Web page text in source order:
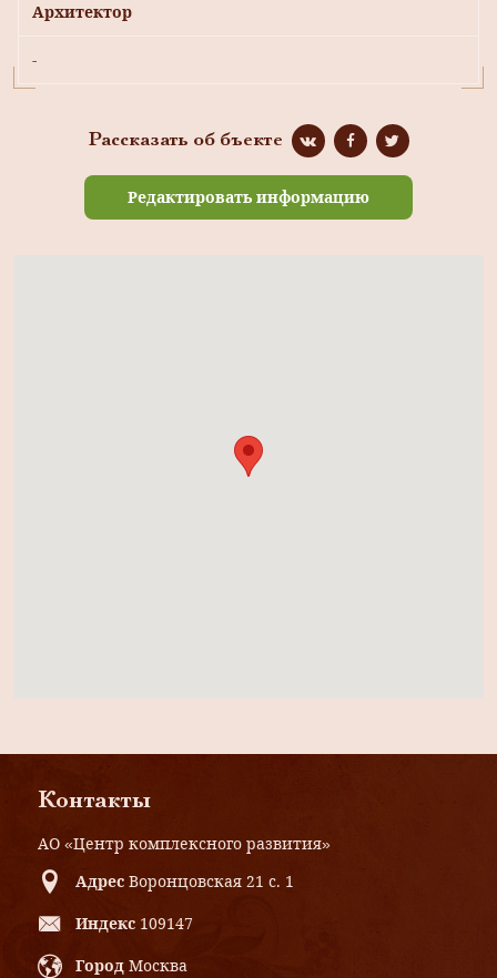
Архитектор
-
Рассказать об бъекте
Редактировать информацию
Контакты
АО «Центр комплексного развития»
Адрес Воронцовская 21 с. 1
Индекс 109147
Город Москва